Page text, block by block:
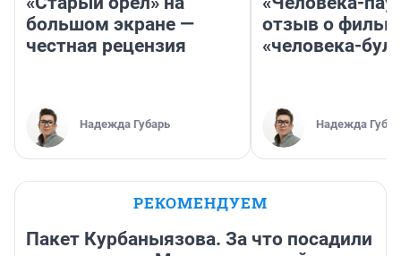
большом экране —
честная рецензия
Надежда Губарь
отзыв о
«человека-
Надежда
РЕКОМЕНДУЕМ
Пакет Курбаныязова. За что посадили